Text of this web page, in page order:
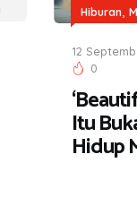
Hiburan,
12
0
Itu
Hidup